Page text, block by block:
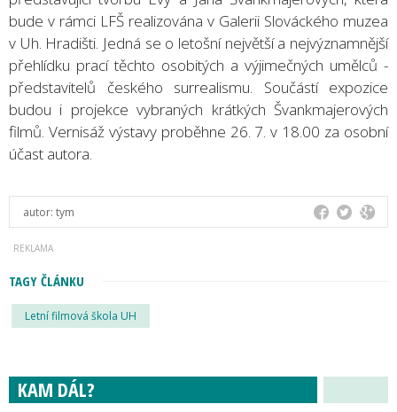
bude v rámci LFŠ realizována v Galerii Slováckého muzea
v Uh. Hradišti. Jedná se o letošní největší a nejvýznamnější
přehlídku prací těchto osobitých a výjimečných umělců -
představitelů českého surrealismu. Součástí expozice
budou i projekce vybraných krátkých Švankmajerových
filmů. Vernisáž výstavy proběhne 26. 7. v 18.00 za osobní
účast autora.
autor: tym
TAGY ČLÁNKU
Letní filmová škola UH
KAM DÁL?